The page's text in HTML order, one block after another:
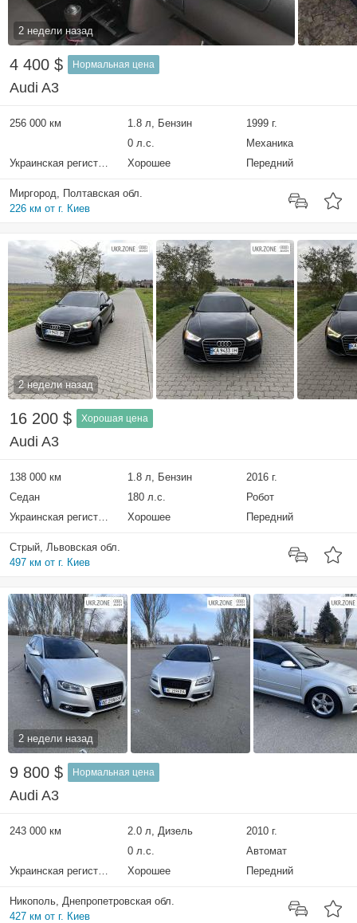
2 недели назад
4 400 $ Нормальная цена
Audi A3
256 000 км 1.8 л, Бензин
1999 г.
0 л.с.
Механика
Украинская регистрация
Хорошее Передний
Миргород, Полтавская обл.
226 км от г. Киев
2 недели назад
16 200 $ Хорошая цена
Audi A3
138 000 км 1.8 л, Бензин
2016 г.
Седан
180 л.с.
Робот
Украинская регистрация
Хорошее Передний
Стрый, Львовская обл.
497 км от г. Киев
2 недели назад
9 800 $ Нормальная цена
Audi A3
243 000 км 2.0 л, Дизель
2010 г.
0 л.с.
Автомат
Украинская регистрация
Хорошее Передний
Никополь, Днепропетровская обл.
427 км от г. Киев